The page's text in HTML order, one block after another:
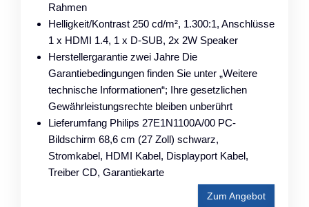
Rahmen
Helligkeit/Kontrast 250 cd/m², 1.300:1, Anschlüsse
1 x HDMI 1.4, 1 x D-SUB, 2x 2W Speaker
Herstellergarantie zwei Jahre Die
Garantiebedingungen finden Sie unter „Weitere
technische Informationen“; Ihre gesetzlichen
Gewährleistungsrechte bleiben unberührt
Lieferumfang Philips 27E1N1100A/00 PC-
Bildschirm 68,6 cm (27 Zoll) schwarz,
Stromkabel, HDMI Kabel, Displayport Kabel,
Treiber CD, Garantiekarte
Zum Angebot